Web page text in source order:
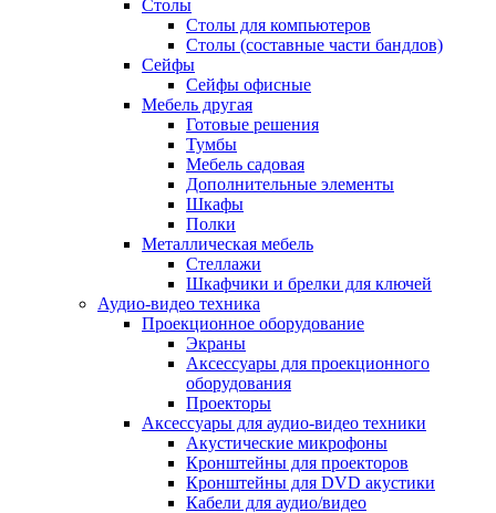
Столы
Столы для компьютеров
Столы (составные части бандлов)
Сейфы
Сейфы офисные
Мебель другая
Готовые решения
Тумбы
Мебель садовая
Дополнительные элементы
Шкафы
Полки
Металлическая мебель
Стеллажи
Шкафчики и брелки для ключей
Аудио-видео техника
Проекционное оборудование
Экраны
Аксессуары для проекционного
оборудования
Проекторы
Аксессуары для аудио-видео техники
Акустические микрофоны
Кронштейны для проекторов
Кронштейны для DVD акустики
Кабели для аудио/видео